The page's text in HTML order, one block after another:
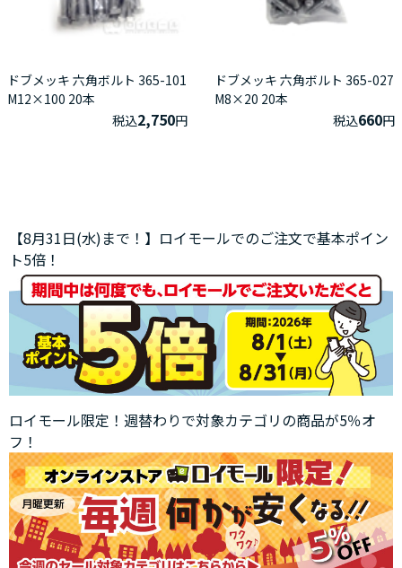
ドブメッキ 六角ボルト 365-101
M12×100 20本
税込2,750円
ドブメッキ 六角ボルト 365-027
M8×20 20本
税込660円
【8月31日(水)まで！】ロイモールでのご注文で基本ポイン
ト5倍！
ロイモール限定！週替わりで対象カテゴリの商品が5％オ
フ！